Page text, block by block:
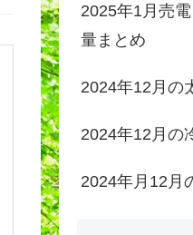
2025年1月売
量まとめ
2024年12月の
2024年12月の
2024年月12月